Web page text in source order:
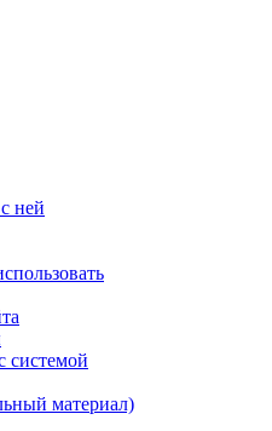
ней
системой
материал)